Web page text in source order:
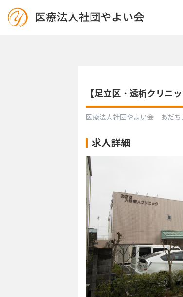
【足立区・透析クリ
医療法人社団やよい会 あだち
求人詳細